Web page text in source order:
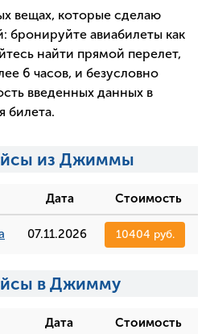
вещах, которые сделаю
бронируйте авиабилеты как
найти прямой перелет,
6 часов, и безусловно
введенных данных в
билета.
из Джиммы
Дата Стоимость
07.11.2026 10404 руб.
в Джимму
Дата Стоимость